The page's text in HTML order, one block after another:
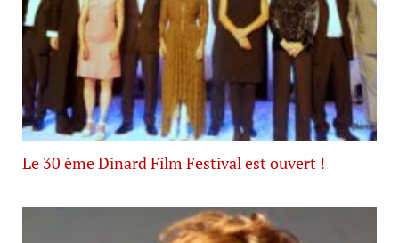
Le 30 ème Dinard Film Festival est ouvert !